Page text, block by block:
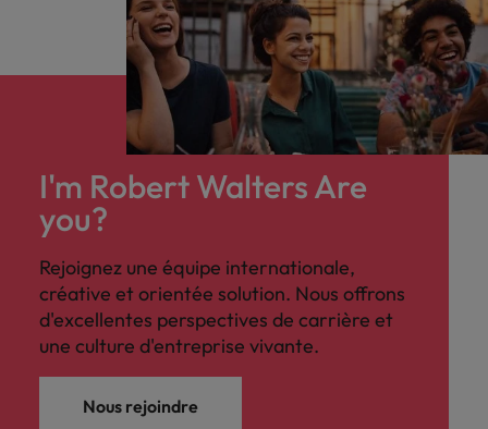
I'm Robert Walters Are
you?
Rejoignez une équipe internationale,
créative et orientée solution. Nous offrons
d'excellentes perspectives de carrière et
une culture d'entreprise vivante.
Nous rejoindre